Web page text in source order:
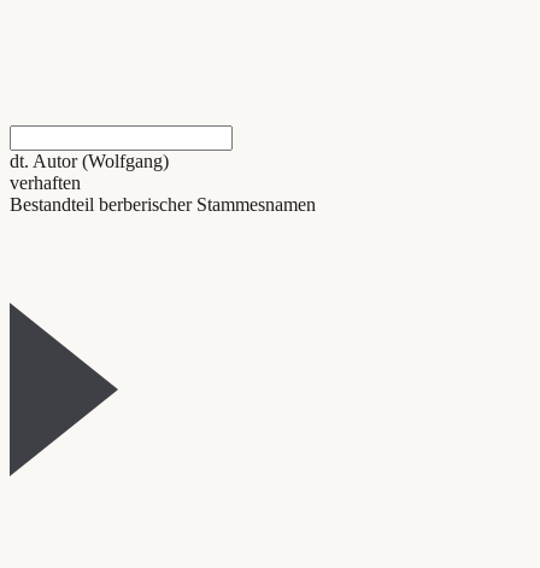
dt. Autor (Wolfgang)
verhaften
Bestandteil berberischer Stammesnamen